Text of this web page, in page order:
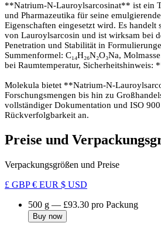
**Natrium-N-Lauroylsarcosinat** ist ein
und Pharmazeutika für seine
Eigenschaften eingesetzt wird. Es handelt
von Lauroylsarcosin und ist wirksam bei
Penetration und Stabilität in
Summenformel: C₁₄H₂₆N₂O₃Na,
bei Raumtemperatur, Sicherheitshinweis:
Molekula bietet **Natrium-N-
Forschungsmengen bis hin zu
vollständiger Dokumentation und ISO
Rückverfolgbarkeit an.
Preise und
Verpackungsgrößen und Preise
£ GBP€ EUR $ USD
500 g — £93.30 pro Packung
Buy now